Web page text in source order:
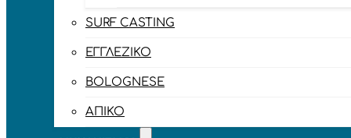
SURF CASTING
ΕΓΓΛΈΖΙΚΟ
BOLOGNESE
ΑΠΊΚΟ